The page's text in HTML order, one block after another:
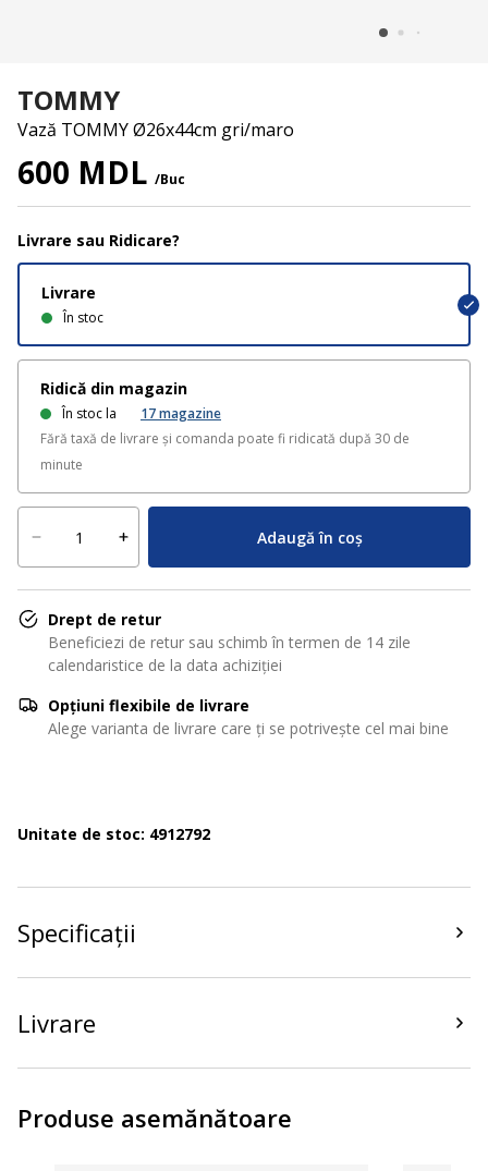
TOMMY
Vază TOMMY Ø26x44cm gri/maro
600 MDL /Buc
Livrare sau Ridicare?
Livrare
În stoc
Ridică din magazin
În stoc la 17magazine
Fără taxă de livrare și comanda poate fi ridicată după 30 de
minute
Adaugă în coș
Drept de retur
Beneficiezi de retur sau schimb în termen de 14 zile
calendaristice de la data achiziției
Opțiuni flexibile de livrare
Alege varianta de livrare care ți se potrivește cel mai bine
Unitate de stoc: 4912792
Specificații
Livrare
Produse asemănătoare